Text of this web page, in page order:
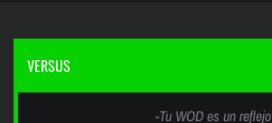
VERSUS
-Tu WOD es un reflejo